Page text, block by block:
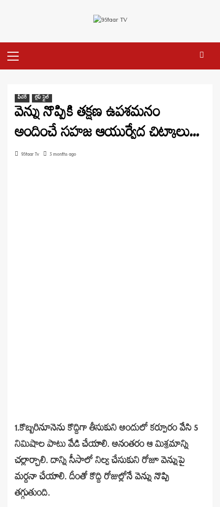
Menu
ఫీచర్ లైఫ్ స్టైల్
వెన్ను నొప్పికి తక్షణ ఉపశమనం
అందించే సహజ ఆయుర్వేద చిట్కాలు…
9Staar Tv 3 months ago
1.కొబ్బ‌రినూనెను కొద్దిగా తీసుకుని అందులో క‌ర్పూరం వేసి 5
నిమిషాల పాటు వేడి చేయాలి. అనంత‌రం ఆ మిశ్ర‌మాన్ని
చ‌ల్లార్చాలి. దాన్ని సీసాలో నిల్వ చేసుకుని రోజూ వెన్నుపై
మ‌ర్ద‌నా చేయాలి. దీంతో కొద్ది రోజుల్లోనే వెన్ను నొప్పి
త‌గ్గుతుంది.